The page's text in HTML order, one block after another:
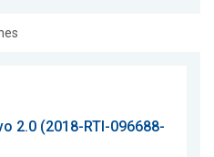
2.0 (2018-RTI-096688-